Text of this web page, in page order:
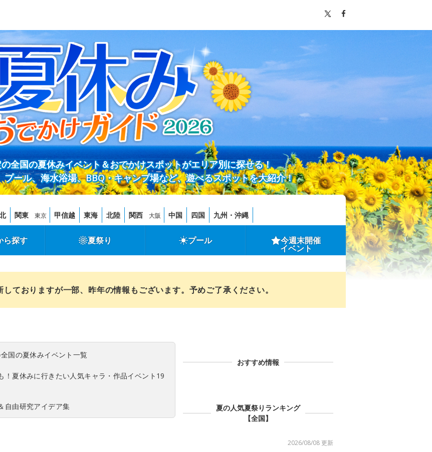
全国の夏休みイベント＆おでかけスポットがエリア別に探せる！
ール、海水浴場、BBQ・キャンプ場など、遊べるスポットを大紹介！
関東 東京 甲信越 東海 北陸 関西 大阪 中国 四国 九州・沖縄
ら探す 夏祭り プール 今週末開催
イベント
ておりますが一部、昨年の情報もございます。予めご了承ください。
国の夏休みイベント一覧
！夏休みに行きたい人気キャラ・作品イベント19
自由研究アイデア集
おすすめ情報
夏の人気夏祭りランキング
【全国】
2026/08/08 更新